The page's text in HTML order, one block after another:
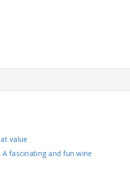
value
fascinating and fun wine